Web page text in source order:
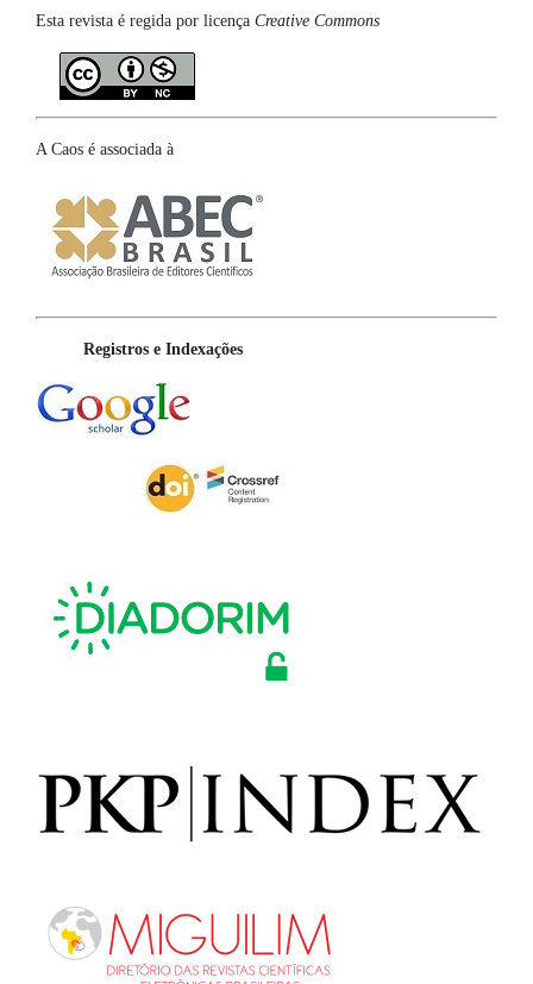
Esta revista é regida por licença Creative Commons
A Caos é associada à
Registros e Indexações